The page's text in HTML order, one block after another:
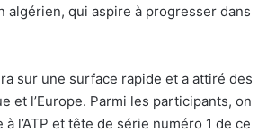
algérien, qui aspire à progresser dans
sur une surface rapide et a attiré des
et l’Europe. Parmi les participants, on
l’ATP et tête de série numéro 1 de ce